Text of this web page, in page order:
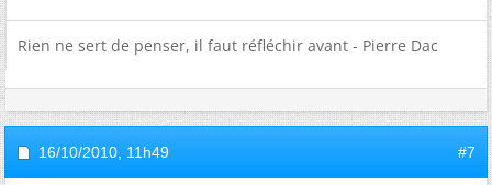
Rien ne sert de penser, il faut réfléchir avant - Pierre Dac
16/10/2010, 11h49 #7